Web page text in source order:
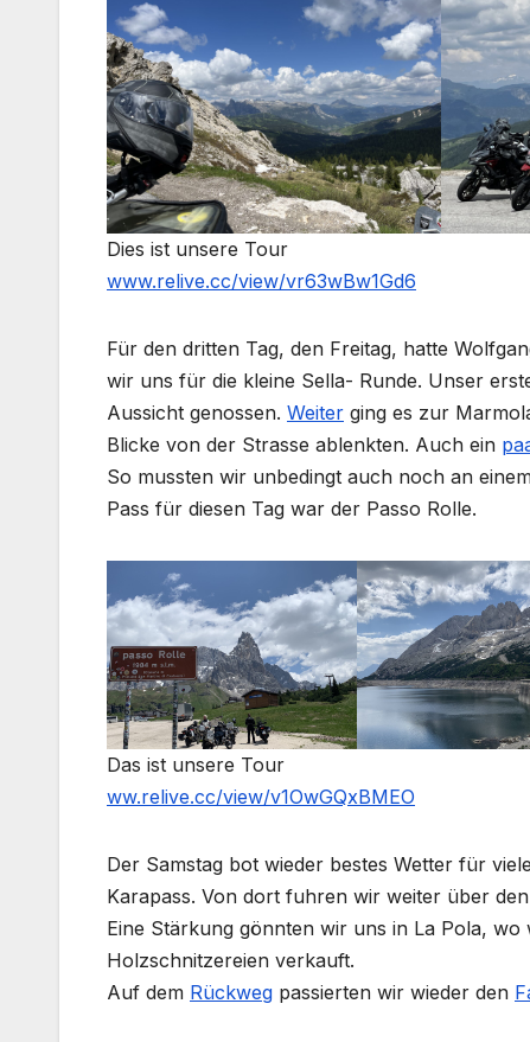
Dies ist unsere Tour
www.relive.cc/view/vr63wBw1Gd6
Für den dritten Tag, den Freitag, hatte
wir uns für die kleine Sella- Runde. Unser
Aussicht genossen. Weiter ging es zur
Blicke von der Strasse ablenkten. Auch ein
So mussten wir unbedingt auch noch an
Pass für diesen Tag war der Passo Rolle.
Das ist unsere Tour
ww.relive.cc/view/v1OwGQxBMEO
Der Samstag bot wieder bestes Wetter für
Karapass. Von dort fuhren wir weiter über
Eine Stärkung gönnten wir uns in La Pola,
Holzschnitzereien verkauft.
Auf dem Rückweg passierten wir wieder den